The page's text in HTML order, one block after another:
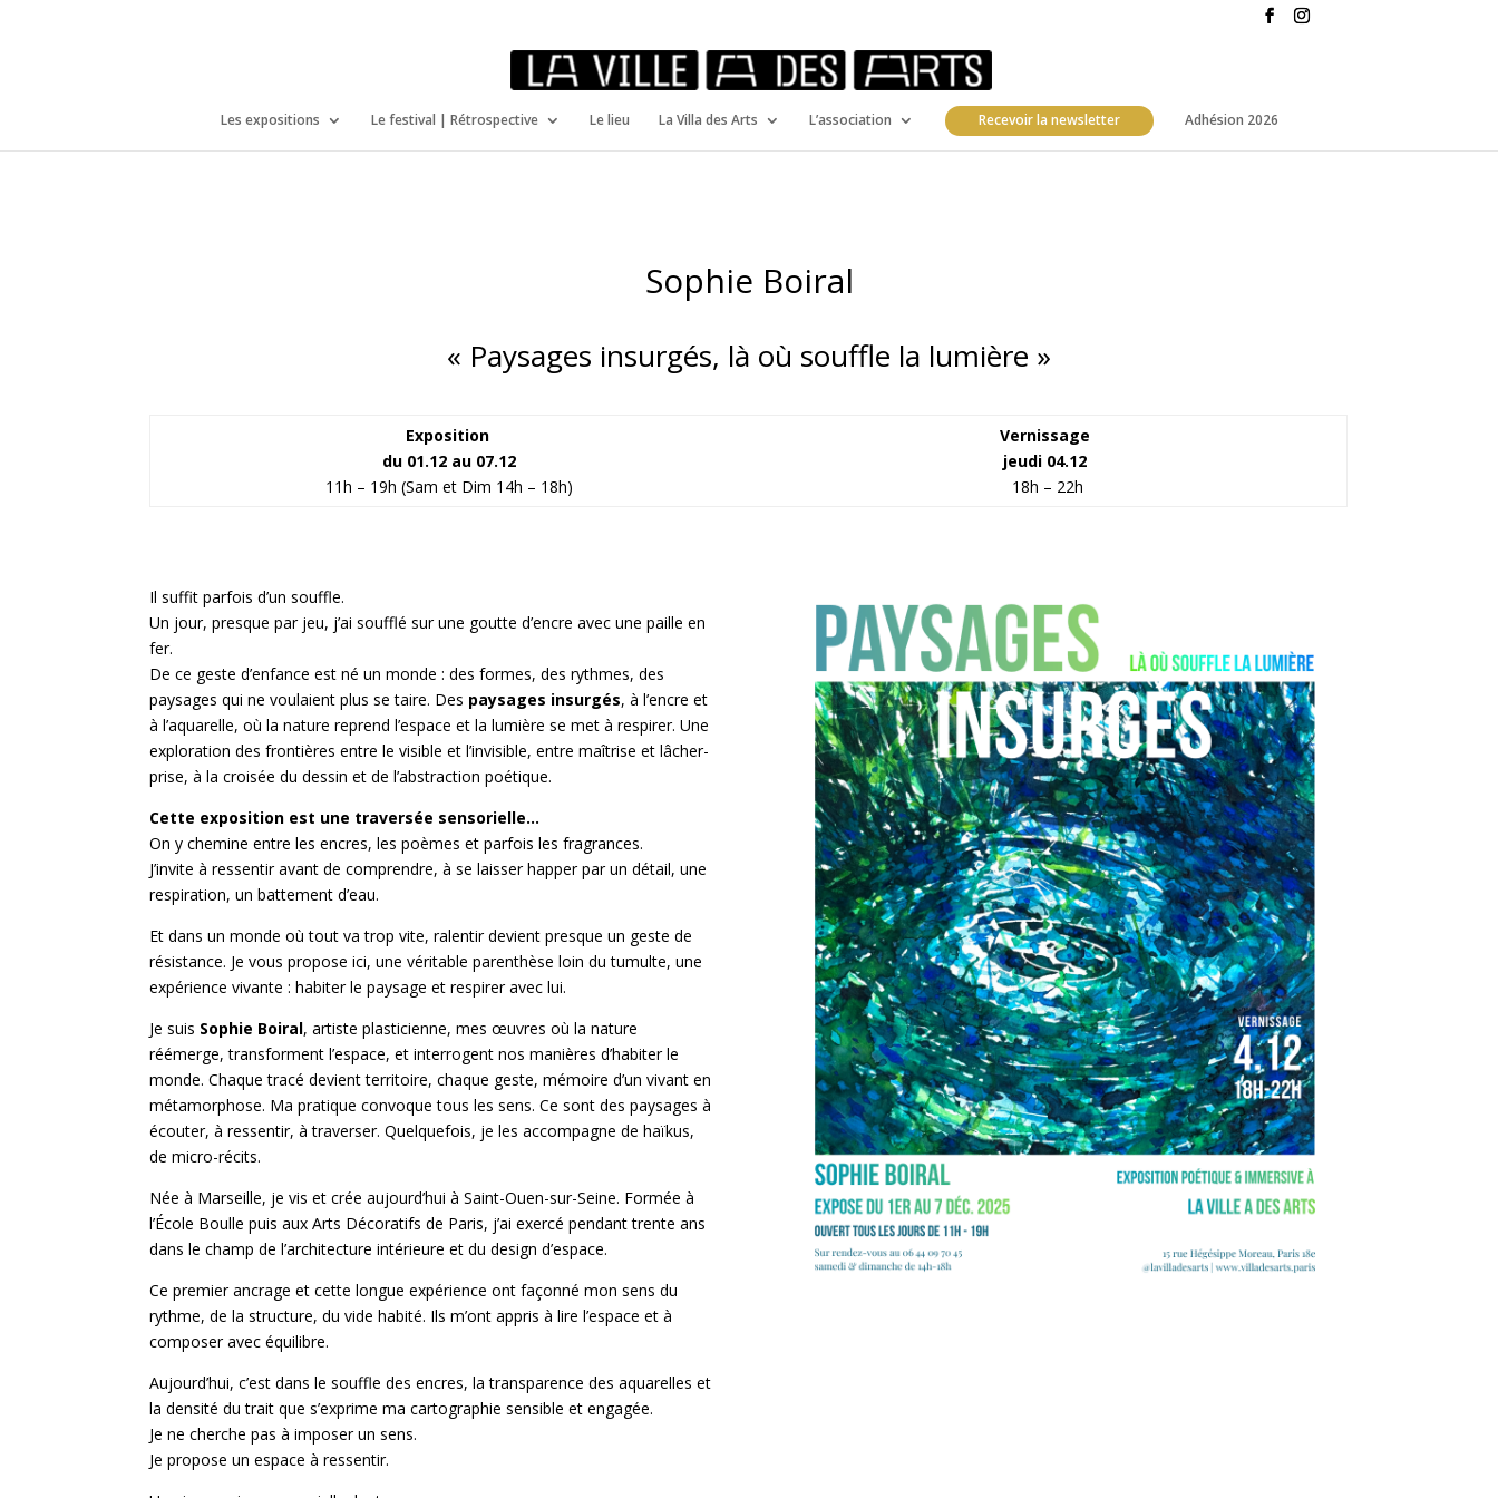
Les expositions Le festival | Rétrospective Le lieu La Villa des Arts L’association Recevoir la newsletter Adhésion 2026
Sophie Boiral
« Paysages insurgés, là où souffle la lumière »
Exposition
du 01.12 au 07.12
11h – 19h (Sam et Dim 14h – 18h)
Vernissage
jeudi 04.12
18h – 22h
Il suffit parfois d’un souffle.
Un jour, presque par jeu, j’ai soufflé sur une goutte d’encre avec une paille en
fer.
De ce geste d’enfance est né un monde : des formes, des rythmes, des
paysages qui ne voulaient plus se taire. Des paysages insurgés, à l’encre et
à l’aquarelle, où la nature reprend l’espace et la lumière se met à respirer. Une
exploration des frontières entre le visible et l’invisible, entre maîtrise et lâcher-
prise, à la croisée du dessin et de l’abstraction poétique.
Cette exposition est une traversée sensorielle…
On y chemine entre les encres, les poèmes et parfois les fragrances.
J’invite à ressentir avant de comprendre, à se laisser happer par un détail, une
respiration, un battement d’eau.
Et dans un monde où tout va trop vite, ralentir devient presque un geste de
résistance. Je vous propose ici, une véritable parenthèse loin du tumulte, une
expérience vivante : habiter le paysage et respirer avec lui.
Je suis Sophie Boiral, artiste plasticienne, mes œuvres où la nature
réémerge, transforment l’espace, et interrogent nos manières d’habiter le
monde. Chaque tracé devient territoire, chaque geste, mémoire d’un vivant en
métamorphose. Ma pratique convoque tous les sens. Ce sont des paysages à
écouter, à ressentir, à traverser. Quelquefois, je les accompagne de haïkus,
de micro-récits.
Née à Marseille, je vis et crée aujourd’hui à Saint-Ouen-sur-Seine. Formée à
l’École Boulle puis aux Arts Décoratifs de Paris, j’ai exercé pendant trente ans
dans le champ de l’architecture intérieure et du design d’espace.
Ce premier ancrage et cette longue expérience ont façonné mon sens du
rythme, de la structure, du vide habité. Ils m’ont appris à lire l’espace et à
composer avec équilibre.
Aujourd’hui, c’est dans le souffle des encres, la transparence des aquarelles et
la densité du trait que s’exprime ma cartographie sensible et engagée.
Je ne cherche pas à imposer un sens.
Je propose un espace à ressentir.